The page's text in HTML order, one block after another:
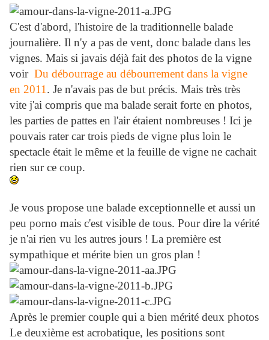
C'est d'abord, l'histoire de la traditionnelle balade
journalière. Il n'y a pas de vent, donc balade dans les
vignes. Mais si javais déjà fait des photos de la vigne
voir Du débourrage au débourrement dans la vigne
en 2011 . Je n'avais pas de but précis. Mais très très
vite j'ai compris que ma balade serait forte en photos,
les parties de pattes en l'air étaient nombreuses ! Ici je
pouvais rater car trois pieds de vigne plus loin le
spectacle était le même et la feuille de vigne ne cachait
rien sur ce coup.
Je vous propose une balade exceptionnelle et aussi un
peu porno mais c'est visible de tous. Pour dire la vérité
je n'ai rien vu les autres jours ! La première est
sympathique et mérite bien un gros plan !
Après le premier couple qui a bien mérité deux photos
Le deuxième est acrobatique, les positions sont